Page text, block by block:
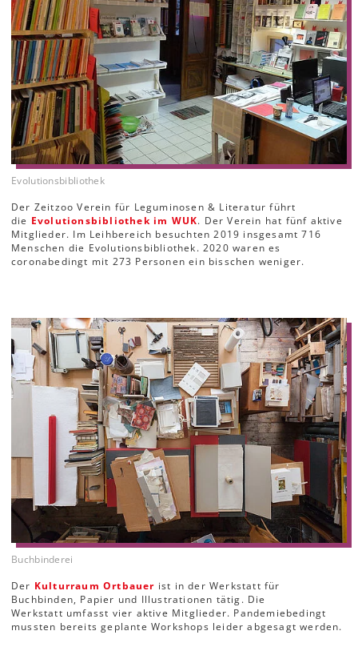
Evolutionsbibliothek
Der Zeitzoo Verein für Leguminosen & Literatur führt
die Evolutionsbibliothek im WUK. Der Verein hat fünf aktive
Mitglieder. Im Leihbereich besuchten 2019 insgesamt 716
Menschen die Evolutionsbibliothek. 2020 waren es
coronabedingt mit 273 Personen ein bisschen weniger.
Buchbinderei
Der Kulturraum Ortbauer ist in der Werkstatt für
Buchbinden, Papier und Illustrationen tätig. Die
Werkstatt umfasst vier aktive Mitglieder. Pandemiebedingt
mussten bereits geplante Workshops leider abgesagt werden.